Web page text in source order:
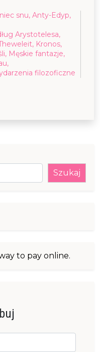
snu, Anty-Edyp,
Arystotelesa,
, Kronos,
, Męskie fantazje,
,
filozoficzne
Szukaj